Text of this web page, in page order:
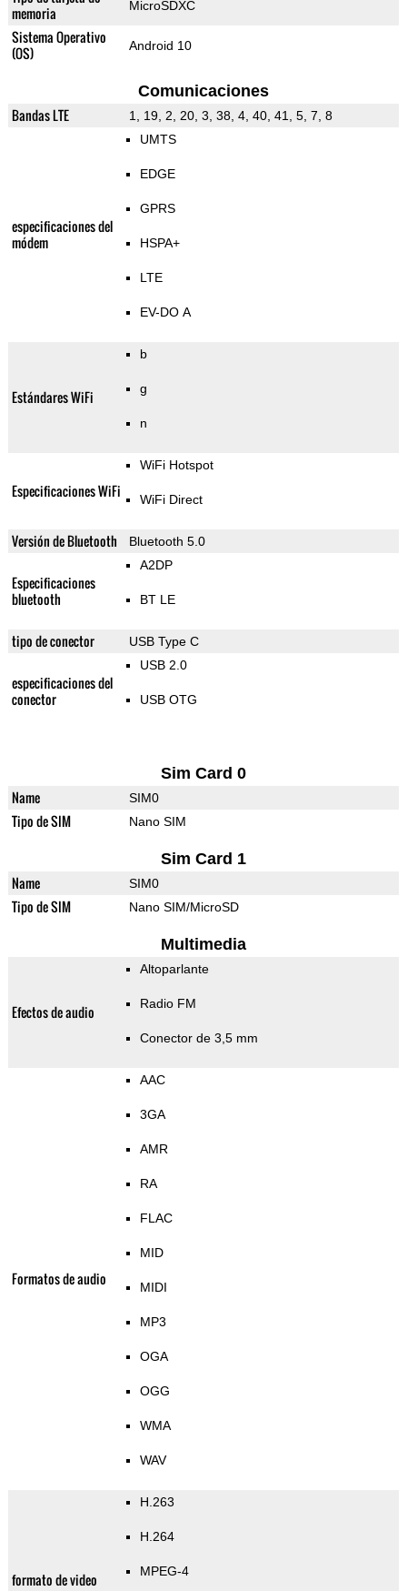
memoria
MicroSDXC
Sistema Operativo
(OS)
Android 10
Comunicaciones
Bandas LTE 1, 19, 2, 20, 3, 38, 4, 40, 41, 5, 7, 8
especificaciones del
módem
UMTS
EDGE
GPRS
HSPA+
LTE
EV-DO A
Estándares WiFi
b
g
n
Especificaciones WiFi
WiFi Hotspot
WiFi Direct
Versión de Bluetooth Bluetooth 5.0
Especificaciones
bluetooth
A2DP
BT LE
tipo de conector USB Type C
especificaciones del
conector
USB 2.0
USB OTG
Sim Card 0
Name SIM0
Tipo de SIM Nano SIM
Sim Card 1
Name SIM0
Tipo de SIM Nano SIM/MicroSD
Multimedia
Efectos de audio
Altoparlante
Radio FM
Conector de 3,5 mm
Formatos de audio
AAC
3GA
AMR
RA
FLAC
MID
MIDI
MP3
OGA
OGG
WMA
WAV
formato de video
H.263
H.264
MPEG-4